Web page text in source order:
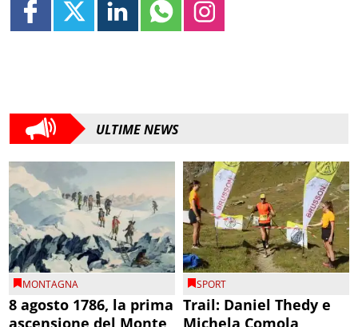
ULTIME NEWS
MONTAGNA
8 agosto 1786, la prima
ascensione del Monte
SPORT
Trail: Daniel Thedy e
Michela Comola